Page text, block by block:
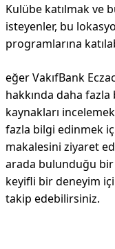
Kulübe katılmak ve
isteyenler, bu
programlarına
eğer VakıfBank
hakkında daha fazla
kaynakları
fazla bilgi edinmek
makalesini ziyaret
arada bulunduğu bir
keyifli bir deneyim
takip edebilirsiniz.